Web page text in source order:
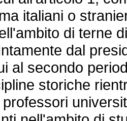
italiani o
di terne
dal
al secondo
storiche